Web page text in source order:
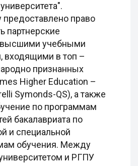
предоставлено право
партнерские
учебными
входящими в топ –
признанных
Higher Education –
Symonds-QS), а также
по программам
бакалавриата по
и специальной
обучения. Между
и РГПУ